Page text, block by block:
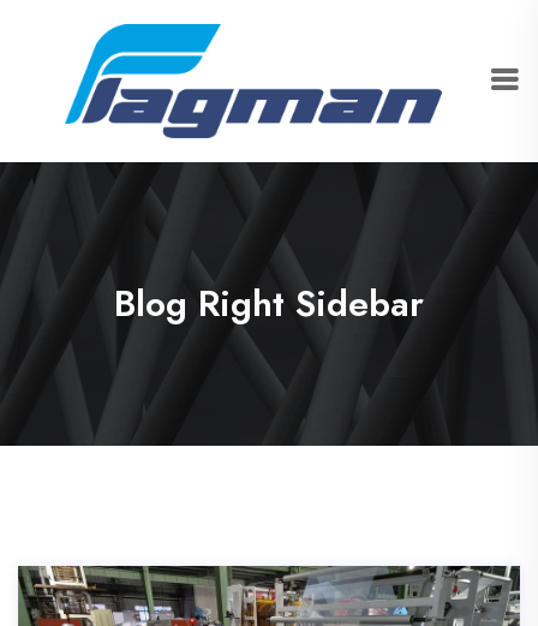
Blog Right Sidebar